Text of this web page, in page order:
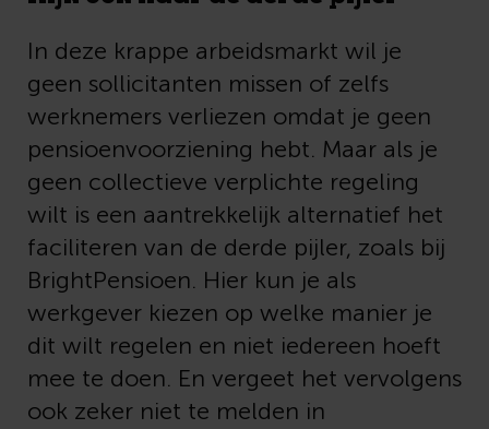
In deze krappe arbeidsmarkt wil je
geen sollicitanten missen of zelfs
werknemers verliezen omdat je geen
pensioenvoorziening hebt. Maar als je
geen collectieve verplichte regeling
wilt is een aantrekkelijk alternatief het
faciliteren van de derde pijler, zoals bij
BrightPensioen. Hier kun je als
werkgever kiezen op welke manier je
dit wilt regelen en niet iedereen hoeft
mee te doen. En vergeet het vervolgens
ook zeker niet te melden in